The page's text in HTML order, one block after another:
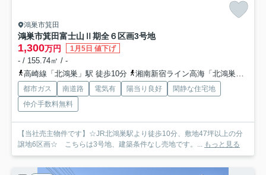
鴻巣市箕田
鴻巣市箕田富士山Ⅱ期全６区画3号地
1,300万円 1月5日 値下げ
- / 155.74㎡ / -
高崎線「北鴻巣」駅 徒歩10分
湘南新宿ライン高海「北鴻巣」駅 徒歩10分
都市ガス 南道路 電気有 陽当り良好
閑静な住宅地
仲介手数料無料
【当社売主物件です】☆JR北鴻巣駅より徒歩10分、敷地47坪以上の分
譲地6区画☆ こちらは3号地、建築条件なし売地です。... もっと見る